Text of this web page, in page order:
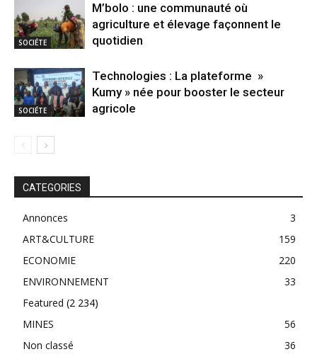
SOCIÉTE
M’bolo : une communauté où
agriculture et élevage façonnent le
quotidien
SOCIÉTE
Technologies : La plateforme »
Kumy » née pour booster le secteur
agricole
CATEGORIES
Annonces
3
ART&CULTURE
159
ECONOMIE
220
ENVIRONNEMENT
33
Featured (2 234)
MINES
56
Non classé
36